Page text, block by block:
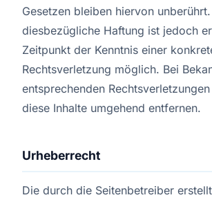
Gesetzen bleiben hiervon
diesbezügliche Haftung ist jedoch
Zeitpunkt der Kenntnis einer
Rechtsverletzung möglich. Bei
entsprechenden
diese Inhalte umgehend entfernen.
Urheberrecht
Die durch die Seitenbetreiber